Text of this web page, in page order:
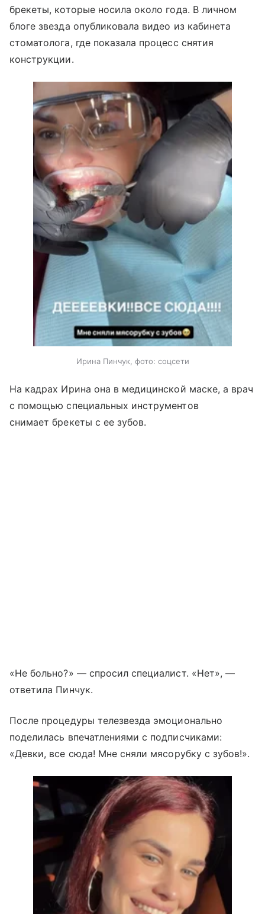
брекеты, которые носила около года. В личном
блоге звезда опубликовала видео из кабинета
стоматолога, где показала процесс снятия
конструкции.
Ирина Пинчук, фото: соцсети
На кадрах Ирина она в медицинской маске, а врач
с помощью специальных инструментов
снимает брекеты с ее зубов.
«Не больно?» — спросил специалист. «Нет», —
ответила Пинчук.
После процедуры телезвезда эмоционально
поделилась впечатлениями с подписчиками:
«Девки, все сюда! Мне сняли мясорубку с зубов!».